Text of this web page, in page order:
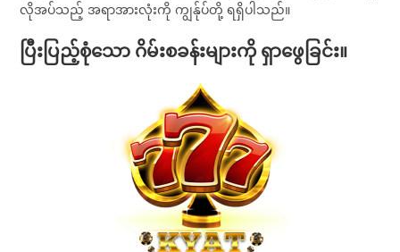
လိုအပ်သည့် အရာအားလုံးကို ကျွန်ုပ်တို့ ရရှိပါသည်။
ပြီးပြည့်စုံသော ဂိမ်းစခန်းများကို ရှာဖွေခြင်း။